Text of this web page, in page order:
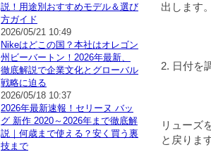
出します
2. 日付を
リューズ
と戻りま
説！用途別おすすめモデル＆選び
方ガイド
2026/05/21 10:49
Nikeはどこの国？本社はオレゴン
州ビーバートン！2026年最新、
徹底解説で企業文化とグローバル
戦略に迫る
2026/05/18 10:37
2026年最新速報！セリーヌ バッ
グ 新作 2020～2026年まで徹底解
説｜何歳まで使える？安く買う裏
技まで